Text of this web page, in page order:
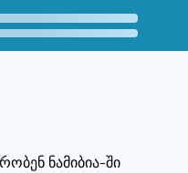
ნამიბია-ში